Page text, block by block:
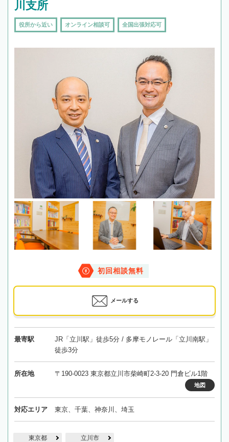
川支所
役所から近い オンライン相談可 全国出張対応可
初回相談無料
メールする
最寄駅
JR「立川駅」徒歩5分 / 多摩モノレール「立川南駅」
徒歩3分
所在地 〒190-0023 東京都立川市柴崎町2-3-20 門倉ビル1階
地図
対応エリア 東京、千葉、神奈川、埼玉
東京都 立川市